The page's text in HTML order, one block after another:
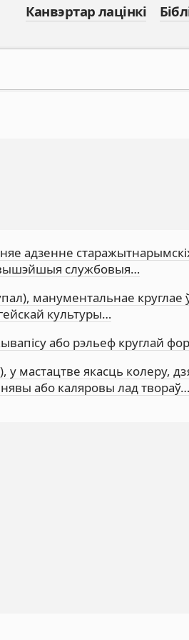
Канвэртар лацінкі
адзенне
вышэйшыя службовыя…
манументальнае круглае
культуры…
або рэльеф круглай
у мастацтве якасць колеру,
або каляровы лад твораў…